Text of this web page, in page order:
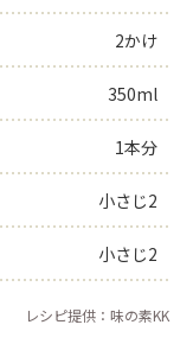
2かけ
350ml
1本分
小さじ2
小さじ2
レシピ提供：味の素KK